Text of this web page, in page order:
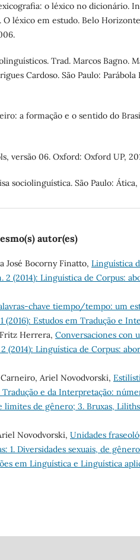
o léxico no dicionário.
O léxico em estudo. Belo
Trad. Marcos Bagno.
Cardoso. São Paulo: Parábola
a formação e o sentido do
versão 06. Oxford: Oxford UP,
sociolinguística. São Paulo: Ática,
autor(es)
José Bocorny Finatto, Linguística
2 (2014): Linguística de Corpus:
chave tiempo/tempo: um
(2016): Estudos em Tradução e
Herrera, Conversaciones con
(2014): Linguística de Corpus:
Ariel Novodvorski,
Tradução e da Interpretação:
de gênero; 3. Bruxas,
Novodvorski, Unidades
1. Diversidades sexuais, de
em Linguística e Linguística